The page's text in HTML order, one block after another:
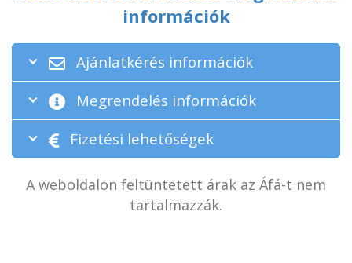
információk
Ajánlatkérés információk
Megrendelés információk
Fizetési lehetőségek
A weboldalon feltüntetett árak az Áfá-t nem
tartalmazzák.